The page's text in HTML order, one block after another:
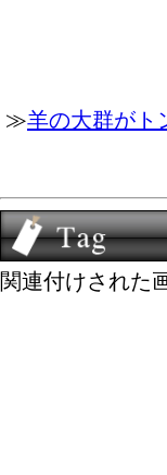
≫羊の大群がト
関連付けされた